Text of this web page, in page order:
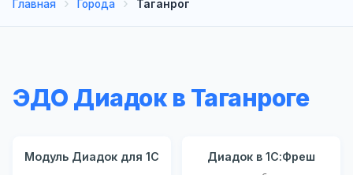
Главная Города Таганрог
ЭДО Диадок в Таганроге
Модуль Диадок для 1С Диадок в 1С:Фреш